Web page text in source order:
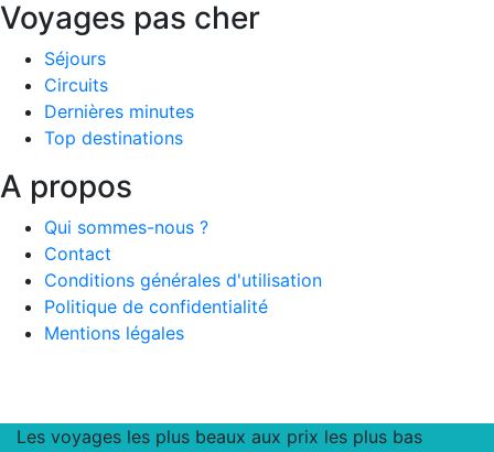
Voyages pas cher
Séjours
Circuits
Dernières minutes
Top destinations
A propos
Qui sommes-nous ?
Contact
Conditions générales d'utilisation
Politique de confidentialité
Mentions légales
Les voyages les plus beaux aux prix les plus bas